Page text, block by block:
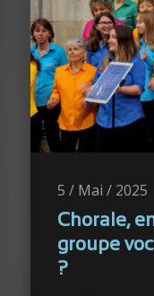
5 / Mai / 2025
Chorale,
groupe
?